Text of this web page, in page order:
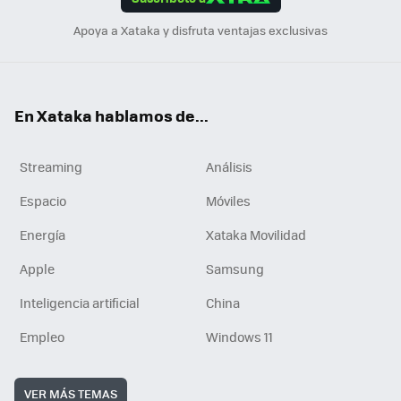
Apoya a Xataka y disfruta ventajas exclusivas
En Xataka hablamos de...
Streaming
Análisis
Espacio
Móviles
Energía
Xataka Movilidad
Apple
Samsung
Inteligencia artificial
China
Empleo
Windows 11
VER MÁS TEMAS